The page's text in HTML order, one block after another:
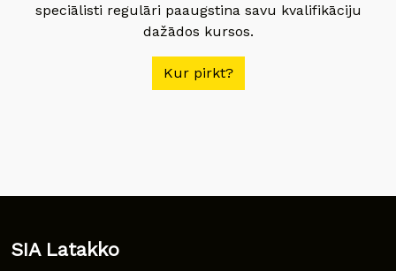
speciālisti regulāri paaugstina savu kvalifikāciju
dažādos kursos.
Kur pirkt?
SIA Latakko